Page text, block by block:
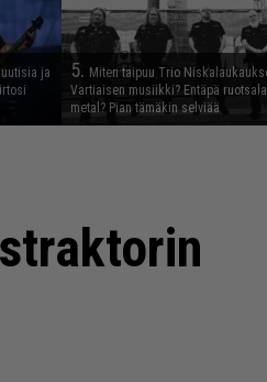
ja
5. Miten taipuu Trio
Vartiaisen musiikki? Entäpä
metal? Pian tämäkin selviää